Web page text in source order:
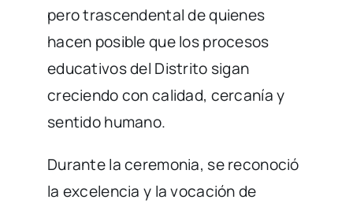
pero trascendental de quienes
hacen posible que los procesos
educativos del Distrito sigan
creciendo con calidad, cercanía y
sentido humano.
Durante la ceremonia, se reconoció
la excelencia y la vocación de